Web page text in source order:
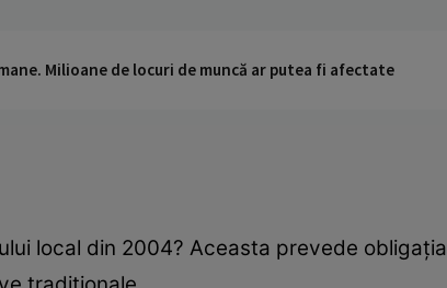
Milioane de locuri de muncă ar putea fi afectate
local din 2004? Aceasta prevede obligaţia